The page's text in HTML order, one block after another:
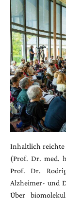
Inhaltlich reichte
(Prof. Dr. med.
Prof. Dr.
Alzheimer- und
Über